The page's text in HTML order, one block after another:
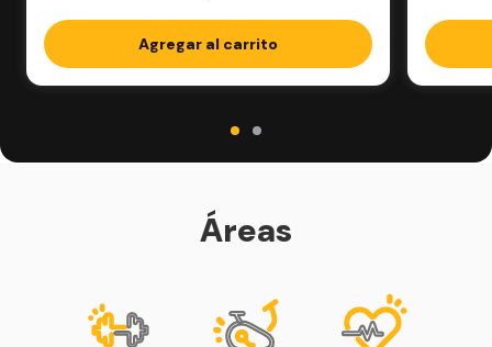
Agregar al carrito
Áreas